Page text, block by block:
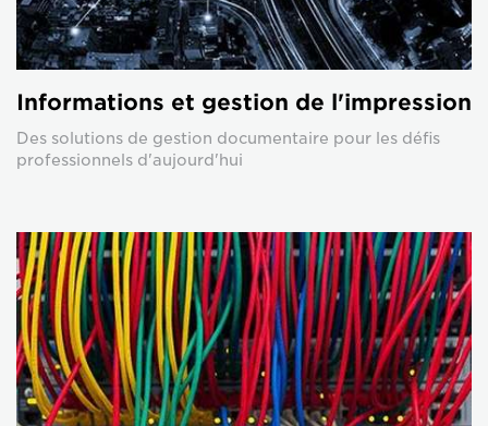
Informations et gestion de l'impression
Des solutions de gestion documentaire pour les défis
professionnels d'aujourd'hui